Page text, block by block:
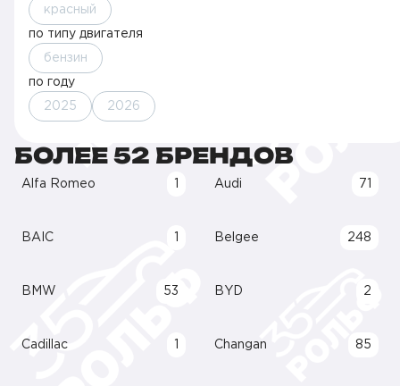
красный
по типу двигателя
бензин
по году
2025 2026
БОЛЕЕ 52 БРЕНДОВ
Alfa Romeo Audi 71
BAIC Belgee 248
BMW 53 BYD 2
Cadillac Changan 85